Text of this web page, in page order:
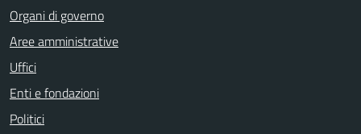
Organi di governo
Aree amministrative
Uffici
Enti e fondazioni
Politici